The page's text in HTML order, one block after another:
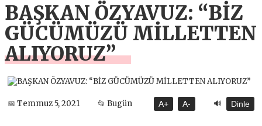
BAŞKAN ÖZYAVUZ: “BİZ
GÜCÜMÜZÜ MİLLETTEN
ALIYORUZ”
📅 Temmuz 5, 2021 📂 Bugün A+ A- 🔊 Dinle